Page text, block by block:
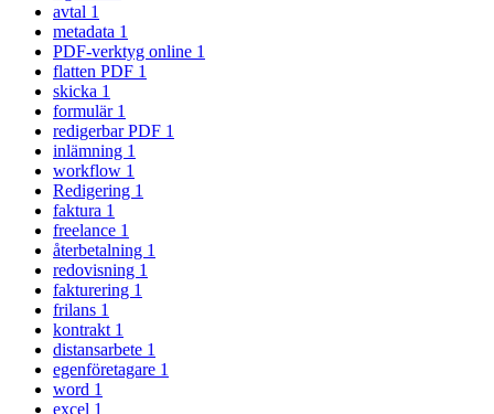
avtal 1
metadata 1
PDF-verktyg online 1
flatten PDF 1
skicka 1
formulär 1
redigerbar PDF 1
inlämning 1
workflow 1
Redigering 1
faktura 1
freelance 1
återbetalning 1
redovisning 1
fakturering 1
frilans 1
kontrakt 1
distansarbete 1
egenföretagare 1
word 1
excel 1